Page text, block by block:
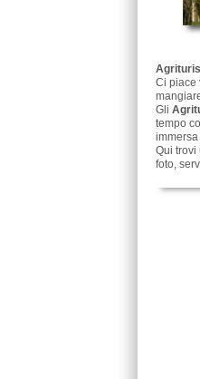
Ci piace
Gli
tempo
Qui trovi
foto,